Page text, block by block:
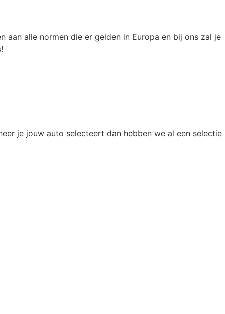
aan alle normen die er gelden in Europa en bij ons zal je
je jouw auto selecteert dan hebben we al een selectie